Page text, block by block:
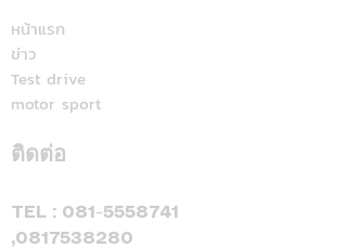
หน้าแรก
ข่าว
Test drive
motor sport
ติดต่อ
TEL : 081-5558741
,0817538280